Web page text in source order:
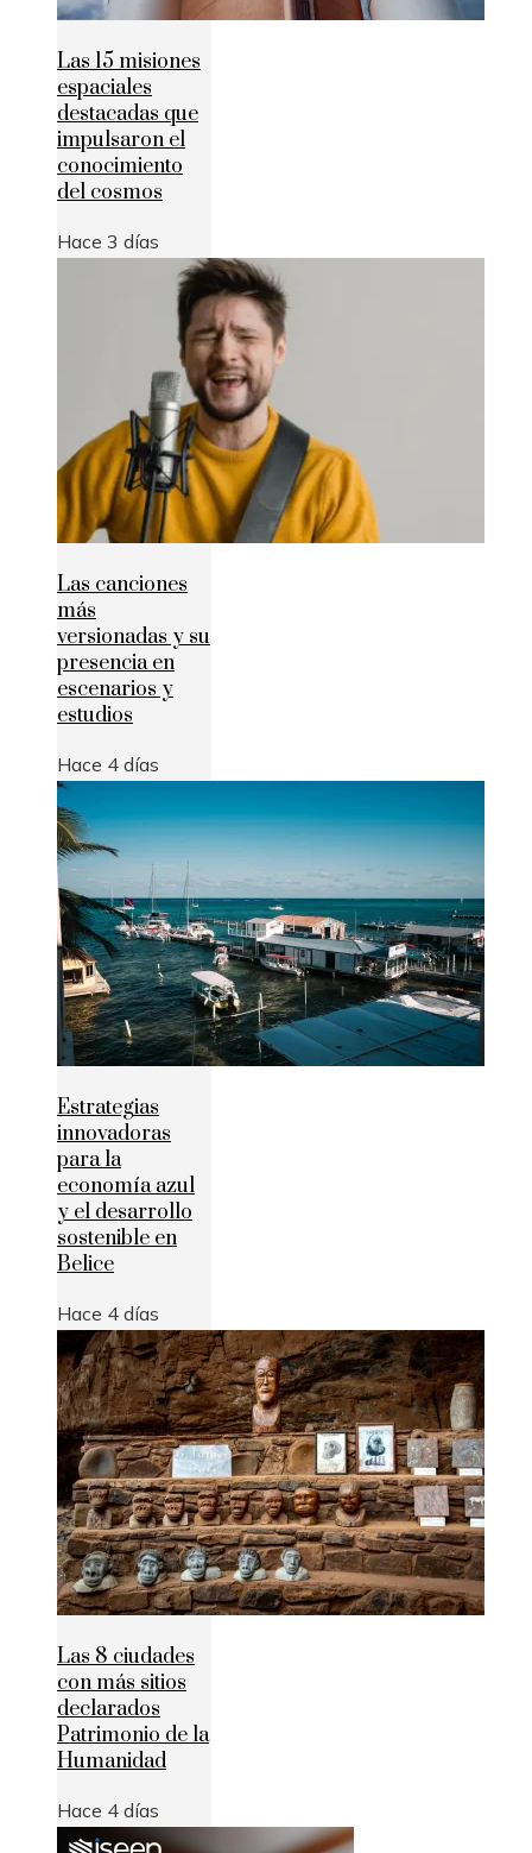
Las 15 misiones
espaciales
destacadas que
impulsaron el
conocimiento
del cosmos
Hace 3 días
Las canciones
más
versionadas y su
presencia en
escenarios y
estudios
Hace 4 días
Estrategias
innovadoras
para la
economía azul
y el desarrollo
sostenible en
Belice
Hace 4 días
Las 8 ciudades
con más sitios
declarados
Patrimonio de la
Humanidad
Hace 4 días